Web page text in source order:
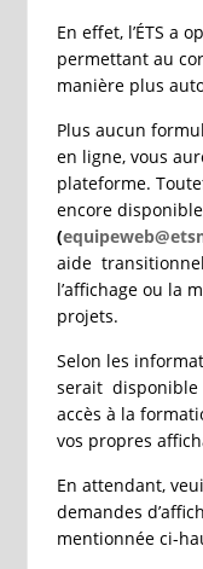
En effet, l’ÉTS a
permettant au
manière plus
Plus aucun
en ligne, vous
plateforme.
encore
(
aide
l’affichage ou la
projets.
Selon les
serait disponible
accès à la
vos propres
En attendant,
demandes
mentionnée ci-